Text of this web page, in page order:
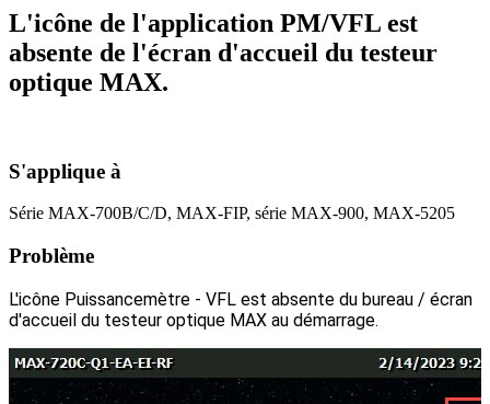
L'icône de l'application PM/VFL est
absente de l'écran d'accueil du testeur
optique MAX.
S'applique à
Série MAX-700B/C/D, MAX-FIP, série MAX-900, MAX-5205
Problème
L'icône Puissancemètre - VFL est absente du bureau / écran
d'accueil du testeur optique MAX au démarrage.